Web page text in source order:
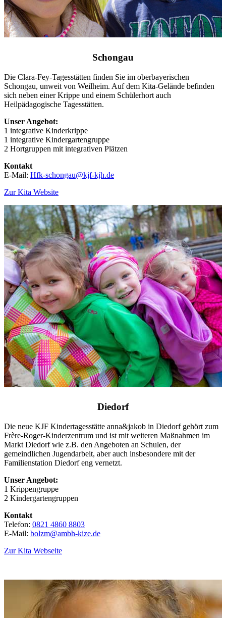
Schongau
Die Clara-Fey-Tagesstätten finden Sie im oberbayerischen
Schongau, unweit von Weilheim. Auf dem Kita-Gelände befinden
sich neben einer Krippe und einem Schülerhort auch
Heilpädagogische Tagesstätten.
Unser Angebot:
1 integrative Kinderkrippe
1 integrative Kindergartengruppe
2 Hortgruppen mit integrativen Plätzen
Kontakt
E-Mail: Hfk-schongau@kjf-kjh.de
Zur Kita Website
Diedorf
Die neue KJF Kindertagesstätte anna&jakob in Diedorf gehört zum
Frère-Roger-Kinderzentrum und ist mit weiteren Maßnahmen im
Markt Diedorf wie z.B. den Angeboten an Schulen, der
gemeindlichen Jugendarbeit, aber auch insbesondere mit der
Familienstation Diedorf eng vernetzt.
Unser Angebot:
1 Krippengruppe
2 Kindergartengruppen
Kontakt
Telefon: 0821 4860 8803
E-Mail: bolzm@ambh-kize.de
Zur Kita Webseite